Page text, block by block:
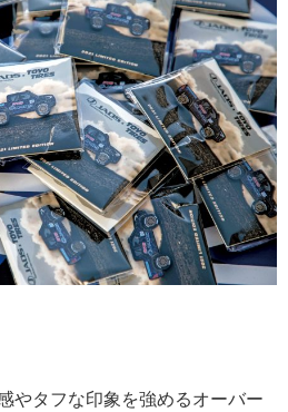
やタフな印象を強めるオーバー